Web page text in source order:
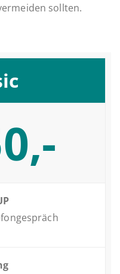
sollten.